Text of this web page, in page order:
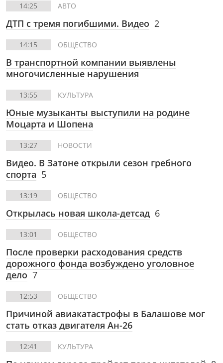
14:25 АВТО
ДТП с тремя погибшими. Видео 2
14:15 ОБЩЕСТВО
В транспортной компании выявлены
многочисленные нарушения
13:55 КУЛЬТУРА
Юные музыканты выступили на родине
Моцарта и Шопена
13:27 НОВОСТИ
Видео. В Затоне открыли сезон гребного
спорта 5
13:19 ОБЩЕСТВО
Открылась новая школа-детсад 6
13:01 ОБЩЕСТВО
После проверки расходования средств
дорожного фонда возбуждено уголовное
дело 7
12:53 ОБЩЕСТВО
Причиной авиакатастрофы в Балашове мог
стать отказ двигателя Ан-26
12:41 КУЛЬТУРА